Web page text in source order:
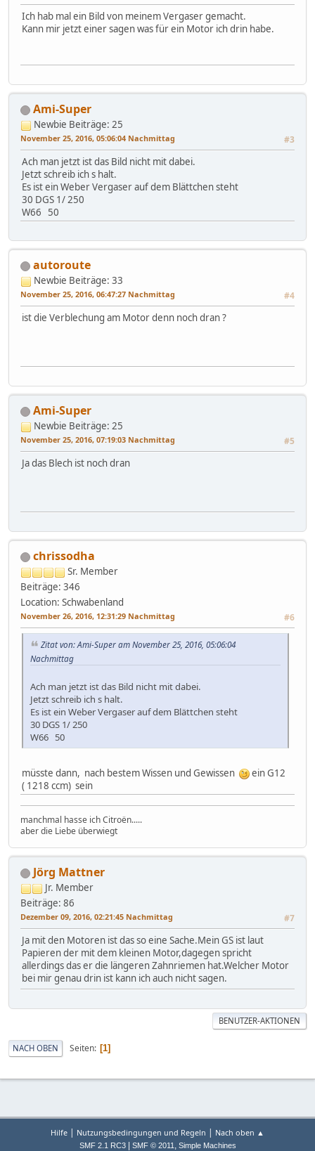
Ich hab mal ein Bild von meinem Vergaser gemacht.
Kann mir jetzt einer sagen was für ein Motor ich drin habe.
Ami-Super
Newbie Beiträge: 25
November 25, 2016, 05:06:04 Nachmittag #3
Ach man jetzt ist das Bild nicht mit dabei.
Jetzt schreib ich s halt.
Es ist ein Weber Vergaser auf dem Blättchen steht
30 DGS 1/ 250
W66 50
autoroute
Newbie Beiträge: 33
November 25, 2016, 06:47:27 Nachmittag #4
ist die Verblechung am Motor denn noch dran ?
Ami-Super
Newbie Beiträge: 25
November 25, 2016, 07:19:03 Nachmittag #5
Ja das Blech ist noch dran
chrissodha
Sr. Member
Beiträge: 346
Location: Schwabenland
November 26, 2016, 12:31:29 Nachmittag #6
Zitat von: Ami-Super am November 25, 2016, 05:06:04
Nachmittag
Ach man jetzt ist das Bild nicht mit dabei.
Jetzt schreib ich s halt.
Es ist ein Weber Vergaser auf dem Blättchen steht
30 DGS 1/ 250
W66 50
müsste dann, nach bestem Wissen und Gewissen
ein G12
( 1218 ccm) sein
manchmal hasse ich Citroën.....
aber die Liebe überwiegt
Jörg Mattner
Jr. Member
Beiträge: 86
Dezember 09, 2016, 02:21:45 Nachmittag #7
Ja mit den Motoren ist das so eine Sache.Mein GS ist laut
Papieren der mit dem kleinen Motor,dagegen spricht
allerdings das er die längeren Zahnriemen hat.Welcher Motor
bei mir genau drin ist kann ich auch nicht sagen.
BENUTZER-AKTIONEN
NACH OBEN Seiten 1
Hilfe | Nutzungsbedingungen und Regeln | Nach oben ▲
SMF 2.1 RC3| SMF © 2011, Simple Machines